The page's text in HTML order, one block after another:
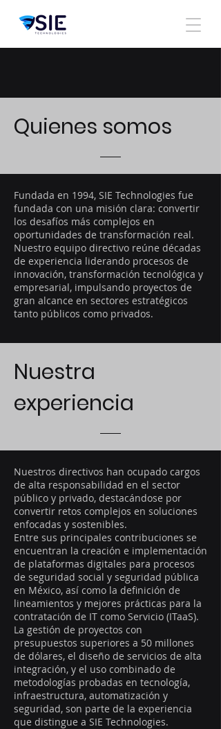
Quienes somos
Fundada en 1994, SIE Technologies fue
fundada con una misión clara: convertir
los desafíos más complejos en
oportunidades de transformación real.
Nuestro equipo directivo reúne décadas
de experiencia liderando procesos de
innovación, transformación tecnológica y
empresarial, impulsando proyectos de
gran alcance en sectores estratégicos
tanto públicos como privados.
Nuestra
experiencia
Nuestros directivos han ocupado cargos
de alta responsabilidad en el sector
público y privado, destacándose por
convertir retos complejos en soluciones
enfocadas y sostenibles.
Entre sus principales contribuciones se
encuentran la creación e implementación
de plataformas digitales para procesos
de seguridad social y seguridad pública
en México, así como la definición de
lineamientos y mejores prácticas para la
contratación de IT como Servicio (ITaaS).
La gestión de proyectos con
presupuestos superiores a 50 millones
de dólares, el diseño de servicios de alta
integración, y el uso combinado de
metodologías probadas en tecnología,
infraestructura, automatización y
seguridad, son parte de la experiencia
que distingue a SIE Technologies.